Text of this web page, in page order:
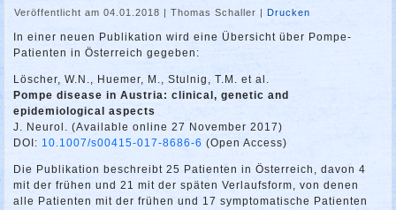
Veröffentlicht am 04.01.2018 |Thomas Schaller Drucken
In einer neuen Publikation wird eine Übersicht über Pompe-
Patienten in Österreich gegeben:
Löscher, W.N., Huemer, M., Stulnig, T.M. et al.
Pompe disease in Austria: clinical, genetic and
epidemiological aspects
J. Neurol. (Available online 27 November 2017)
DOI: 10.1007/s00415-017-8686-6 (Open Access)
Die Publikation beschreibt 25 Patienten in Österreich, davon 4
mit der frühen und 21 mit der späten Verlaufsform, von denen
alle Patienten mit der frühen und 17 symptomatische Patienten